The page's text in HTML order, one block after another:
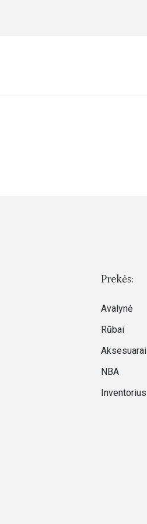
Prekės:
Avalynė
Rūbai
Aksesuarai
NBA
Inventorius